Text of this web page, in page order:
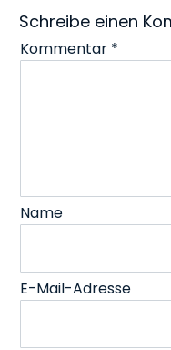
Schreibe einen
Kommentar *
Name
E-Mail-Adresse